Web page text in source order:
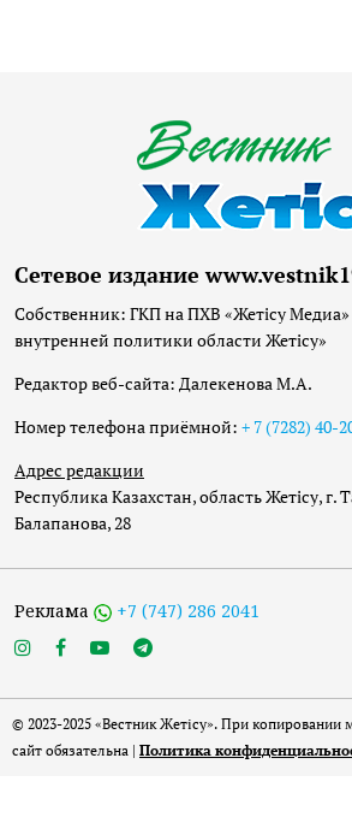
Сетевое издание
Собственник: ГКП на ПХВ «Жетісу
внутренней политики области Жетісу»
Редактор веб-сайта: Далекенова М.А.
Номер телефона приёмной: + 7 (7282) 40-
Адрес редакции
Республика Казахстан, область Жетісу, г.
Балапанова, 28
Реклама +7 (747) 286 2041
© 2023-2025 «Вестник Жетісу». При копировании
сайт обязательна | Политика